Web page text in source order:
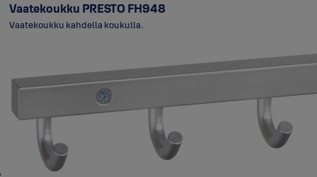
Vaatekoukku PRESTO FH948
Vaatekoukku kahdella koukulla.